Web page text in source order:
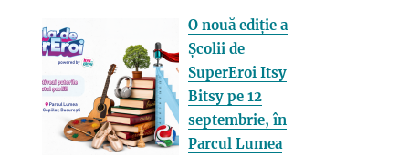
O nouă ediție a
Școlii de
SuperEroi Itsy
Bitsy pe 12
septembrie, în
Parcul Lumea